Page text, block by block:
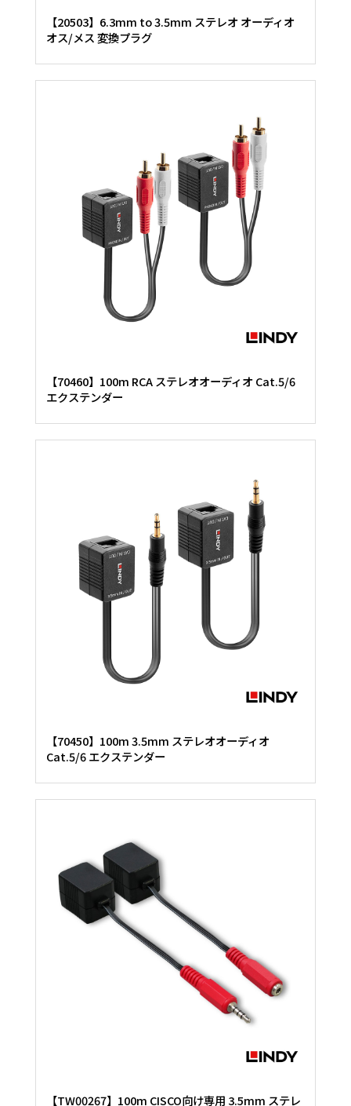
【20503】6.3mm to 3.5mm ステレオ オーディオ
オス/メス 変換プラグ
【70460】100m RCA ステレオオーディオ Cat.5/6
エクステンダー
【70450】100m 3.5mm ステレオオーディオ
Cat.5/6 エクステンダー
【TW00267】100m CISCO向け専用 3.5mm ステレ